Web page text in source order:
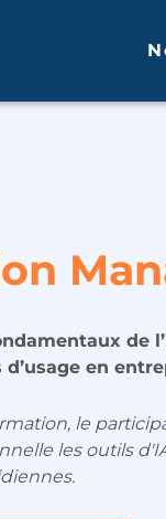
de
en
le
les outils